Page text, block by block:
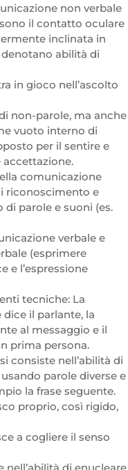
non verbale
il contatto oculare
inclinata in
abilità di
in gioco nell’ascolto
non-parole, ma anche
vuoto interno di
per il sentire e
accettazione.
comunicazione
riconoscimento e
di parole e suoni (es.
verbale e
(esprimere
e l’espressione
tecniche: La
il parlante, la
al messaggio e il
prima persona.
consiste nell’abilità di
parole diverse e
la frase seguente.
proprio, così rigido,
a cogliere il senso